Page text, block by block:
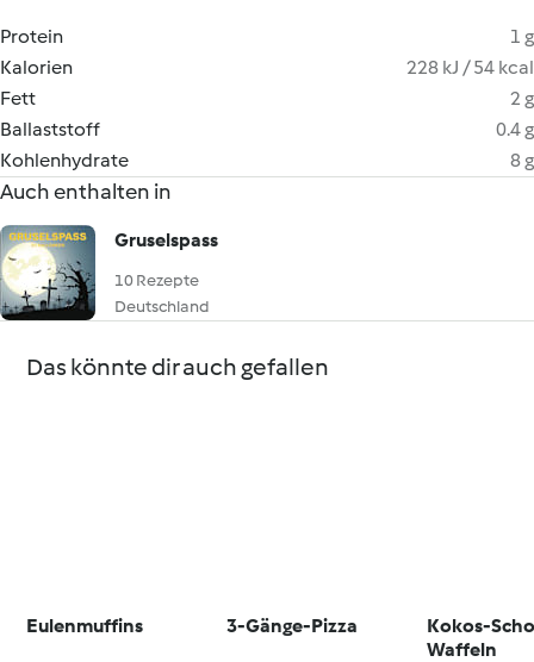
Protein
1 g
Kalorien
228 kJ / 54 kcal
Fett
2 g
Ballaststoff
0.4 g
Kohlenhydrate
8 g
Auch enthalten in
Gruselspass
10 Rezepte
Deutschland
Das könnte dir auch gefallen
Eulenmuffins 3-Gänge-Pizza
Kokos-
Waffeln